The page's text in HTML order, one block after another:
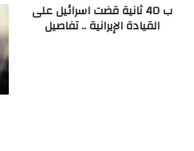
ب 40 ثانية قضت اسرائيل على
القيادة الإيرانية .. تفاصيل